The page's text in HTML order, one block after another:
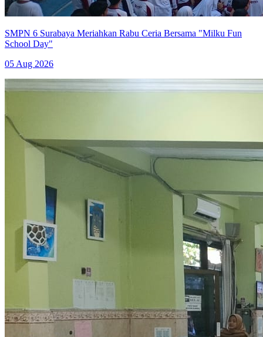
SMPN 6 Surabaya Meriahkan Rabu Ceria Bersama "Milku Fun
School Day"
05 Aug 2026